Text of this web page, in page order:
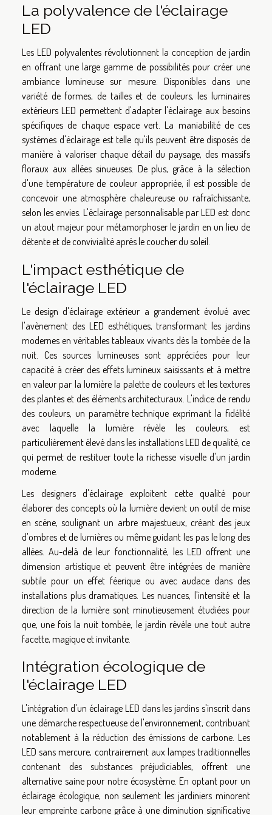
La polyvalence de l'éclairage
LED
Les LED polyvalentes révolutionnent la conception de jardin
en offrant une large gamme de possibilités pour créer une
ambiance lumineuse sur mesure. Disponibles dans une
variété de formes, de tailles et de couleurs, les luminaires
extérieurs LED permettent d'adapter l'éclairage aux besoins
spécifiques de chaque espace vert. La maniabilité de ces
systèmes d'éclairage est telle qu'ils peuvent être disposés de
manière à valoriser chaque détail du paysage, des massifs
floraux aux allées sinueuses. De plus, grâce à la sélection
d'une température de couleur appropriée, il est possible de
concevoir une atmosphère chaleureuse ou rafraîchissante,
selon les envies. L'éclairage personnalisable par LED est donc
un atout majeur pour métamorphoser le jardin en un lieu de
détente et de convivialité après le coucher du soleil.
L'impact esthétique de
l'éclairage LED
Le design d'éclairage extérieur a grandement évolué avec
l'avènement des LED esthétiques, transformant les jardins
modernes en véritables tableaux vivants dès la tombée de la
nuit. Ces sources lumineuses sont appréciées pour leur
capacité à créer des effets lumineux saisissants et à mettre
en valeur par la lumière la palette de couleurs et les textures
des plantes et des éléments architecturaux. L'indice de rendu
des couleurs, un paramètre technique exprimant la fidélité
avec laquelle la lumière révèle les couleurs, est
particulièrement élevé dans les installations LED de qualité, ce
qui permet de restituer toute la richesse visuelle d'un jardin
moderne.
Les designers d'éclairage exploitent cette qualité pour
élaborer des concepts où la lumière devient un outil de mise
en scène, soulignant un arbre majestueux, créant des jeux
d'ombres et de lumières ou même guidant les pas le long des
allées. Au-delà de leur fonctionnalité, les LED offrent une
dimension artistique et peuvent être intégrées de manière
subtile pour un effet féerique ou avec audace dans des
installations plus dramatiques. Les nuances, l'intensité et la
direction de la lumière sont minutieusement étudiées pour
que, une fois la nuit tombée, le jardin révèle une tout autre
facette, magique et invitante.
Intégration écologique de
l'éclairage LED
L'intégration d'un éclairage LED dans les jardins s'inscrit dans
une démarche respectueuse de l'environnement, contribuant
notablement à la réduction des émissions de carbone. Les
LED sans mercure, contrairement aux lampes traditionnelles
contenant des substances préjudiciables, offrent une
alternative saine pour notre écosystème. En optant pour un
éclairage écologique, non seulement les jardiniers minorent
leur empreinte carbone grâce à une diminution significative